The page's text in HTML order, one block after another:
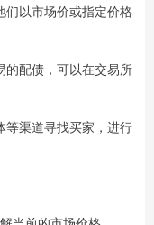
们以市场价或指定价格
的配债，可以在交易所
等渠道寻找买家，进行